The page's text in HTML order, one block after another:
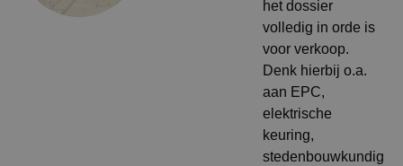
het dossier
volledig in orde is
voor verkoop.
Denk hierbij o.a.
aan EPC,
elektrische
keuring,
stedenbouwkundig